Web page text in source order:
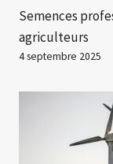
Semences
agriculteurs
4 septembre 2025